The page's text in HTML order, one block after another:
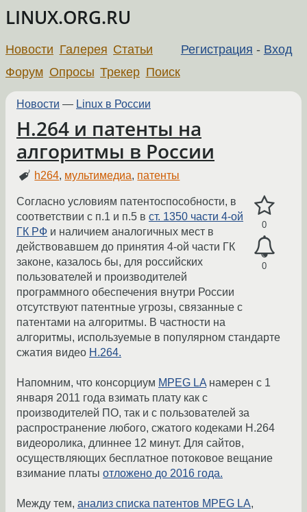
LINUX.ORG.RU
Регистрация - Вход
Новости Галерея Статьи
Форум Опросы Трекер Поиск
Новости — Linux в России
H.264 и патенты на
алгоритмы в России
h264, мультимедиа, патенты
0
0
Согласно условиям патентоспособности, в
соответствии с п.1 и п.5 в ст. 1350 части 4-ой
ГК РФ и наличием аналогичных мест в
действовавшем до принятия 4-ой части ГК
законе, казалось бы, для российских
пользователей и производителей
программного обеспечения внутри России
отсутствуют патентные угрозы, связанные с
патентами на алгоритмы. В частности на
алгоритмы, используемые в популярном стандарте
сжатия видео H.264.
Напомним, что консорциум MPEG LAнамерен с 1
января 2011 года взимать плату как с
производителей ПО, так и с пользователей за
распространение любого, сжатого кодеками H.264
видеоролика, длиннее 12 минут. Для сайтов,
осуществляющих бесплатное потоковое вещание
взимание платы отложено до 2016 года.
Между тем, анализ списка патентов MPEG LA,